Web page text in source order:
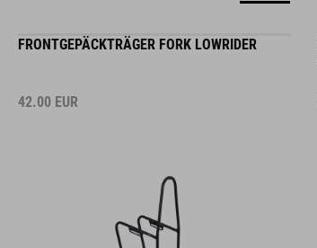
FRONTGEPÄCKTRÄGER FORK LOWRIDER
42.00 EUR